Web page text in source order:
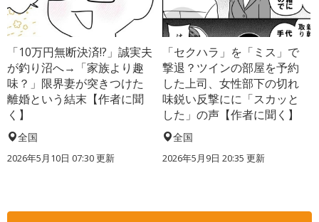
「10万円無断決済!?」誠実夫
が釣り沼へ→「家族より趣
味？」限界妻が突きつけた
離婚という結末【作者に聞
く】
全国
2026年5月10日 07:30 更新
「セクハラ」を「ミス」で
撃退？ツインの部屋を予約
した上司、女性部下の切れ
味鋭い反撃にに「スカッと
した」の声【作者に聞く】
全国
2026年5月9日 20:35 更新